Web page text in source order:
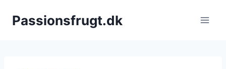
Passionsfrugt.dk